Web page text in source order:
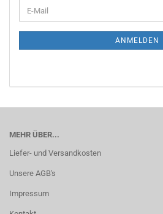
ZUR
E-
Mail
ANMELDEN
MEHR ÜBER...
Liefer- und Versandkosten
Unsere AGB's
Impressum